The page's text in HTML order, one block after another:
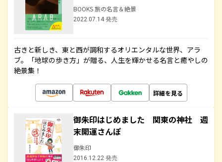
BOOKS 旅の名言＆絶景
2022.07.14 発売
古きと新しき、東と西が調和するオリエンタルな世界、アラ
ブ。「地球の歩き方」が贈る、人生を輝かせる名言と癒やしの
絶景集！
詳細を見る
御朱印はじめました 関東の神社 週
末開運さんぽ
御朱印
2016.12.22 発売